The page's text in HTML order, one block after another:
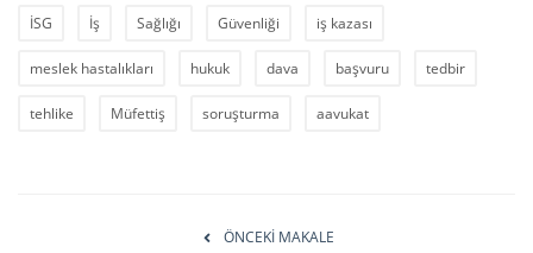
İSG İş Sağlığı Güvenliği iş kazası
meslek hastalıkları hukuk dava başvuru tedbir
tehlike Müfettiş soruşturma aavukat
ÖNCEKI MAKALE